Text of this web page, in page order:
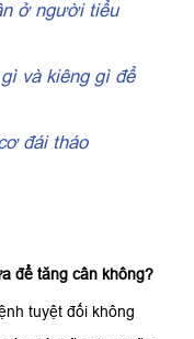
ở người tiểu
và kiêng gì để
đái tháo
để tăng cân không?
tuyệt đối không